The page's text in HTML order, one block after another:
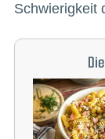
Schwierigkeit